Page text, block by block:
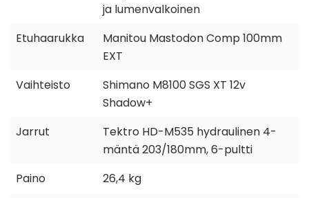
ja lumenvalkoinen
Etuhaarukka
Manitou Mastodon Comp 100mm
EXT
Vaihteisto
Shimano M8100 SGS XT 12v
Shadow+
Jarrut
Tektro HD-M535 hydraulinen 4-
mäntä 203/180mm, 6-pultti
Paino
26,4 kg